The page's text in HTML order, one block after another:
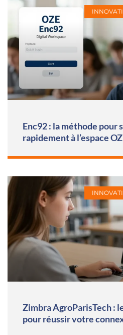
Enc92 : la méthode pour
rapidement à l’espace
Zimbra AgroParisTech :
pour réussir votre